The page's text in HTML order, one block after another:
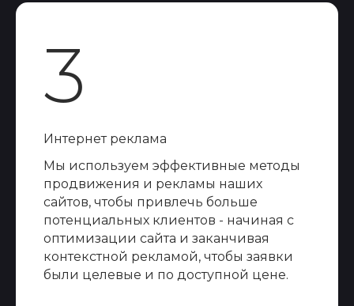
3
Интернет реклама
Мы используем эффективные методы
продвижения и рекламы наших
сайтов, чтобы привлечь больше
потенциальных клиентов - начиная с
оптимизации сайта и заканчивая
контекстной рекламой, чтобы заявки
были целевые и по доступной цене.